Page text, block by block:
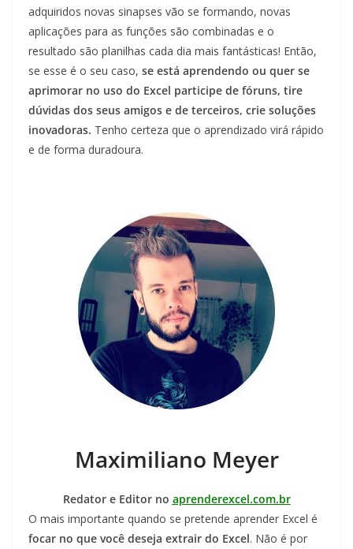
adquiridos novas sinapses vão se formando, novas
aplicações para as funções são combinadas e o
resultado são planilhas cada dia mais fantásticas! Então,
se esse é o seu caso, se está aprendendo ou quer se
aprimorar no uso do Excel participe de fóruns, tire
dúvidas dos seus amigos e de terceiros, crie soluções
inovadoras. Tenho certeza que o aprendizado virá rápido
e de forma duradoura.
Maximiliano Meyer
Redator e Editor no aprenderexcel.com.br
O mais importante quando se pretende aprender Excel é
focar no que você deseja extrair do Excel. Não é por